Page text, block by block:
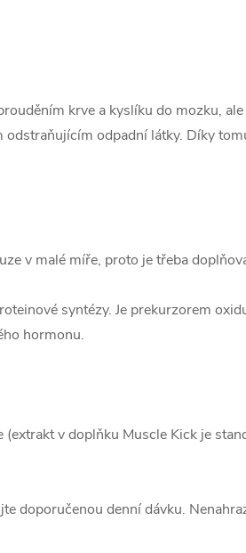
krve a kyslíku do mozku,
odpadní látky. Díky
v malé míře, proto je třeba
syntézy. Je prekurzorem
hormonu.
v doplňku Muscle Kick je
doporučenou denní dávku.